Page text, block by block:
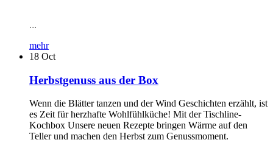
...
mehr
18 Oct
Herbstgenuss aus der Box
Wenn die Blätter tanzen und der Wind Geschichten erzählt, ist
es Zeit für herzhafte Wohlfühlküche! Mit der Tischline-
Kochbox Unsere neuen Rezepte bringen Wärme auf den
Teller und machen den Herbst zum Genussmoment.